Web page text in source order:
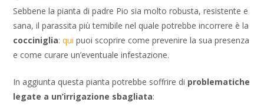
Sebbene la pianta di padre Pio sia molto robusta, resistente e
sana, il parassita più temibile nel quale potrebbe incorrere è la
cocciniglia:qui puoi scoprire come prevenire la sua presenza
e come curare un’eventuale infestazione.
In aggiunta questa pianta potrebbe soffrire di problematiche
legate a un’irrigazione sbagliata: